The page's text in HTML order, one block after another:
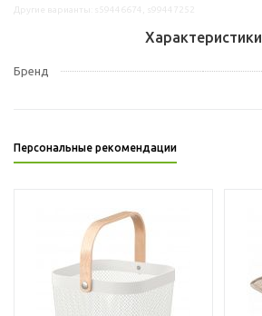
Характеристики
Бренд
Персональные рекомендации